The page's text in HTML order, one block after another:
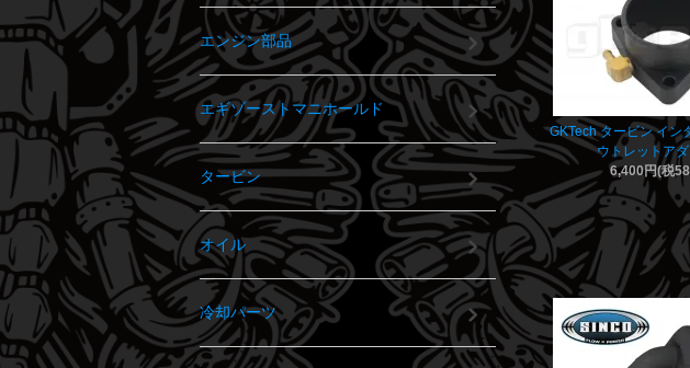
GKTech タービン イン
ウトレットア
6,400円(税
エンジン部品
エギゾーストマニホールド
タービン
オイル
冷却パーツ